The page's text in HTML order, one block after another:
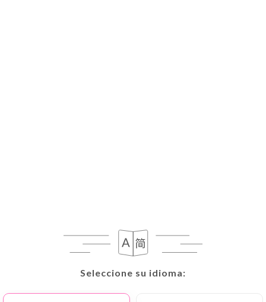
Seleccione su idioma:
Seleccione su idioma: